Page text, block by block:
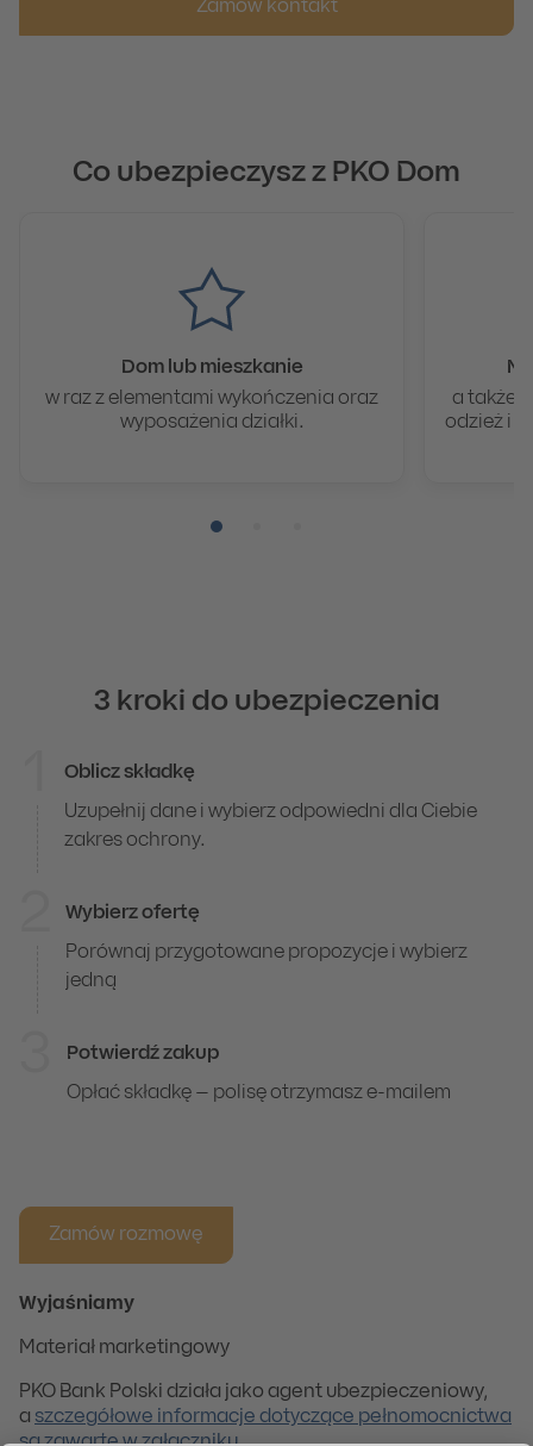
Zamów kontakt
Co ubezpieczysz z PKO Dom
Dom lub mieszkanie
w raz z elementami wykończenia oraz
wyposażenia działki.
a także
odzież i
3 kroki do ubezpieczenia
3 kroki do ubezpieczenia
Oblicz składkę
Uzupełnij dane i wybierz odpowiedni dla Ciebie
zakres ochrony.
Wybierz ofertę
Porównaj przygotowane propozycje i wybierz
jedną
Potwierdź zakup
Opłać składkę – polisę otrzymasz e-mailem
Zamów rozmowę
Wyjaśniamy
Materiał marketingowy
PKO Bank Polski działa jako agent ubezpieczeniowy,
a szczegółowe informacje dotyczące pełnomocnictwa
są zawarte w załączniku